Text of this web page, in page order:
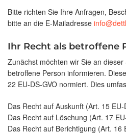
Bitte richten Sie Ihre Anfragen,
bitte an die E-Mailadresse
Ihr Recht als betroffene
Zunächst möchten wir Sie an
betroffene Person informieren.
22 EU-DS-GVO normiert. Dies
Das Recht auf Auskunft (Art. 15 EU-
Das Recht auf Löschung (Art. 17
Das Recht auf Berichtigung (Art. 16